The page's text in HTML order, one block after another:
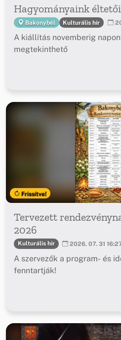
Hagyományaink éltetői
Bakonybél Kulturális hír
A kiállítás novemberig
megtekinthető
Frissítve!
Tervezett
2026
Kulturális hír 2026. 07. 31
A szervezők a program- és
fenntartják!